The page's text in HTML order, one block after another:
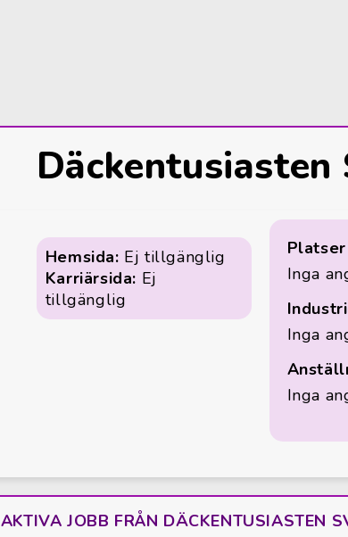
Däckentusiasten
Hemsida: Ej tillgänglig
Karriärsida: Ej
tillgänglig
Platser
Inga
Inga
Inga
AKTIVA JOBB FRÅN DÄCKENTUSIASTEN